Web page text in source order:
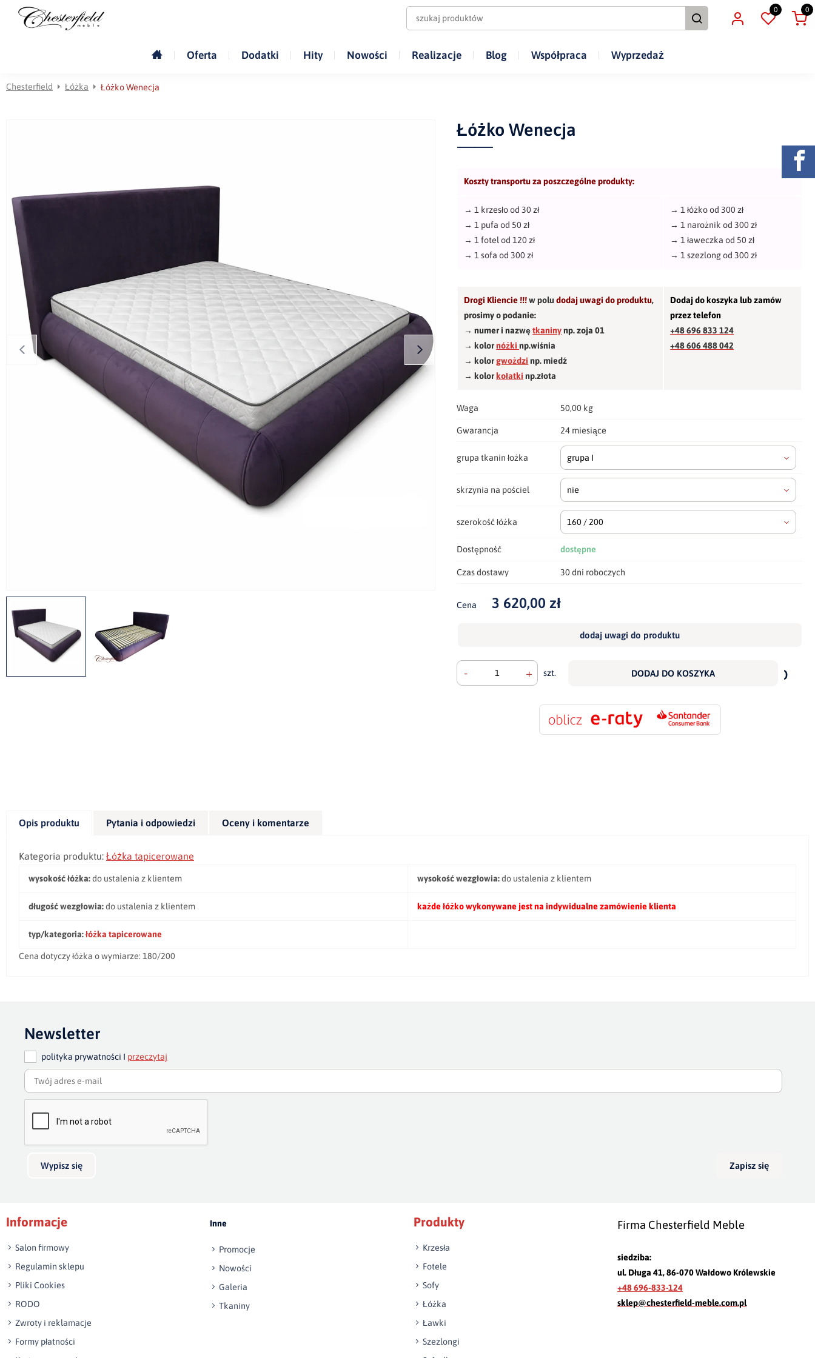
0 0
Oferta Dodatki Hity Nowości Realizacje Blog Współpraca Wyprzedaż
Chesterfield Łóżka Łóżko Wenecja
Łóżko Wenecja
Koszty transportu za poszczególne produkty:
→1 krzesło od 30 zł
→1 pufa od 50 zł
→ 1 fotel od 120 zł
→1 sofa od 300 zł
→1 łóżko od 300 zł
→1 narożnik od 300 zł
→1 ławeczka od 50 zł
→1 szezlong od 300 zł
Drogi Kliencie !!!w poludodaj uwagi do produktu,
prosimy o podanie:
→ numer i nazwętkaninynp. zoja 01
→ kolornóżkinp.wiśnia
→ kolorgwożdzi np. miedź
→ kolorkołatki np.złota
Dodaj do koszyka lub zamów
przez telefon
+48 696 833 124
+48 606 488 042
Waga 50,00 kg
Gwarancja 24 miesiące
grupa tkanin łożka grupa I
skrzynia na pościel nie
szerokość łóżka 160 / 200
Dostępność dostępne
Czas dostawy 30 dni roboczych
Cena 3 620,00 zł
dodaj uwagi do produktu
- + szt. DODAJ DO KOSZYKA
do
Opis produktu Pytania i odpowiedzi Oceny i komentarze
Kategoria produktu: Łóżka tapicerowane
wysokość łóżka:do ustalenia z klientem wysokość wezgłowia:do ustalenia z klientem
długość wezgłowia:do ustalenia z klientem każde łóżko wykonywane jest na indywidualne zamówienie klienta
typ/kategoria:łóżka tapicerowane
Cena dotyczy łóżka o wymiarze: 180/200
Newsletter
polityka prywatności I przeczytaj
Wypisz się Zapisz się
Informacje
Salon firmowy
Regulamin sklepu
Pliki Cookies
RODO
Zwroty i reklamacje
Formy płatności
Inne
Promocje
Nowości
Galeria
Tkaniny
Produkty
Krzesła
Fotele
Sofy
Łóżka
Ławki
Szezlongi
Firma Chesterfield Meble
siedziba:
ul. Długa 41, 86-070 Wałdowo Królewskie
+48 696-833-124
sklep@chesterfield-meble.com.pl